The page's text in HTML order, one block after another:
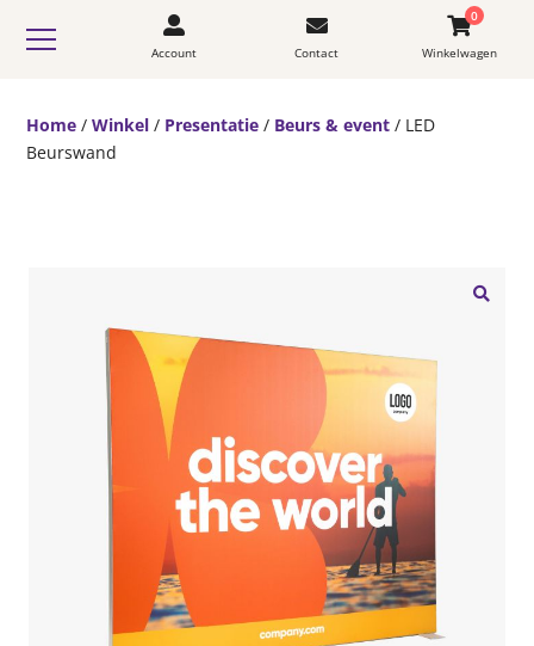
Account Contact
0
Winkelwagen
Home /Winkel / Presentatie / Beurs & event / LED
Beurswand